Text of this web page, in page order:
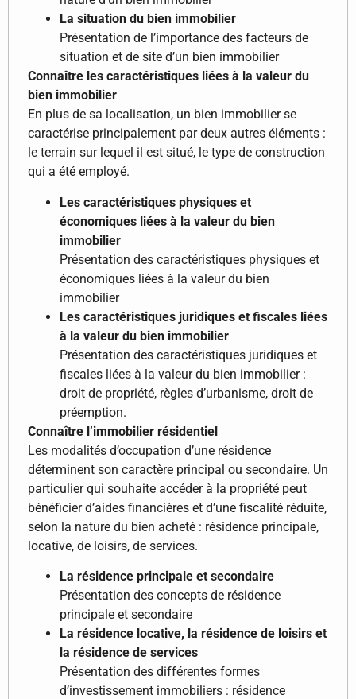
La situation du bien immobilier
Présentation de l’importance des facteurs de
situation et de site d’un bien immobilier
Connaître les caractéristiques liées à la valeur du
bien immobilier
En plus de sa localisation, un bien immobilier se
caractérise principalement par deux autres éléments :
le terrain sur lequel il est situé, le type de construction
qui a été employé.
Les caractéristiques physiques et
économiques liées à la valeur du bien
immobilier
Présentation des caractéristiques physiques et
économiques liées à la valeur du bien
immobilier
Les caractéristiques juridiques et fiscales liées
à la valeur du bien immobilier
Présentation des caractéristiques juridiques et
fiscales liées à la valeur du bien immobilier :
droit de propriété, règles d’urbanisme, droit de
préemption.
Connaître l’immobilier résidentiel
Les modalités d’occupation d’une résidence
déterminent son caractère principal ou secondaire. Un
particulier qui souhaite accéder à la propriété peut
bénéficier d’aides financières et d’une fiscalité réduite,
selon la nature du bien acheté : résidence principale,
locative, de loisirs, de services.
La résidence principale et secondaire
Présentation des concepts de résidence
principale et secondaire
La résidence locative, la résidence de loisirs et
la résidence de services
Présentation des différentes formes
d’investissement immobiliers : résidence